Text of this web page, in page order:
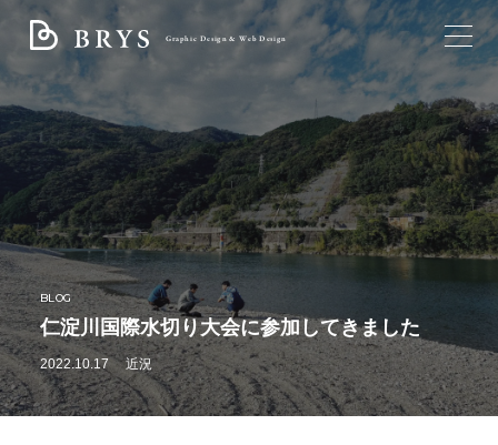
Graphic Design & Web Design
TOP
ブライスについて
サービス
制作実績
すべて
トータルデザイン
ロゴ
パンフレット・リーフレット
ブログ
お問い合わせ
BLOG
仁淀川国際水切り大会に参加してきました
2022.10.17 近況